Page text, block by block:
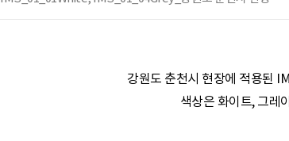
강원도 춘천시 현장​​에 적용된
색상은 화이트, 그레이